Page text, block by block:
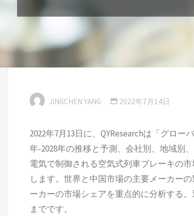
JINGCHEN YANG 2022年7月14日
2022年7月13日に、QYResearchは「グロ
年-2028年の推移と予測、会社別、地域別
電気で制御される空気式列車ブレーキの
します。世界と中国市場の主要メーカー
ーカーの市場シェアを重点的に分析する。
までです。